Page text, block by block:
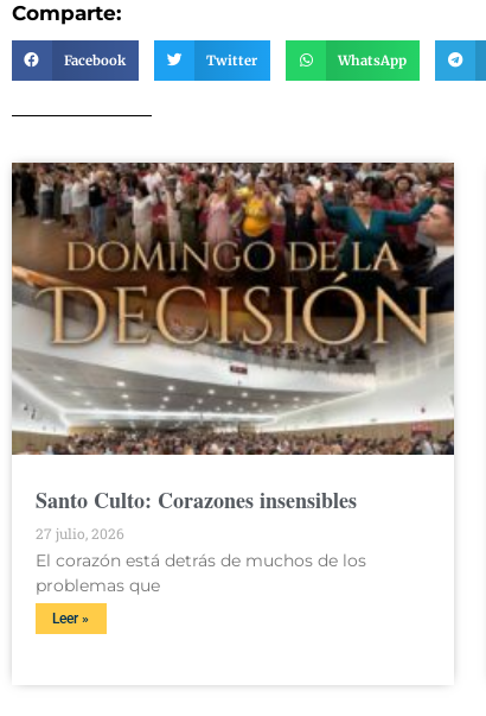
Comparte:
Facebook Twitter WhatsApp
Santo Culto: Corazones insensibles
27 julio, 2026
El corazón está detrás de muchos de los
problemas que
Leer »